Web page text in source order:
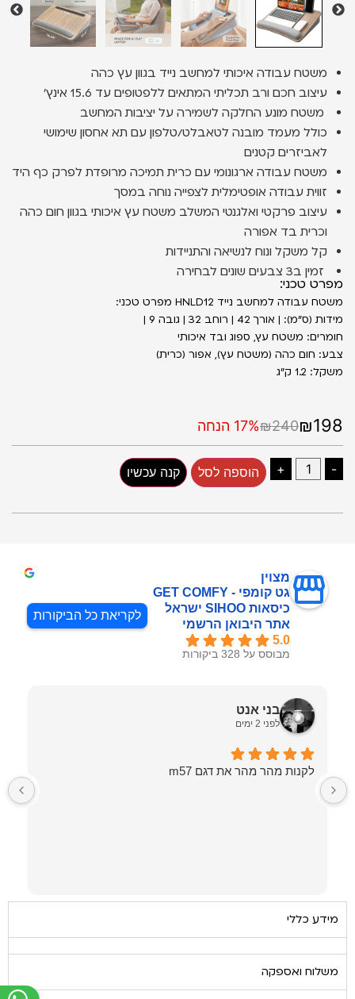
משטח עבודה איכותי למחשב נייד בגוון עץ כהה
עיצוב חכם ורב תכליתי המתאים ללפטופים עד 15.6 אינץ'
משטח מונע החלקה לשמירה על יציבות המחשב
כולל מעמד מובנה לטאבלט/טלפון עם תא אחסון שימושי
לאביזרים קטנים
משטח עבודה ארגונומי עם כרית תמיכה מרופדת לפרק כף היד
זווית עבודה אופטימלית לצפייה נוחה במסך
עיצוב פרקטי ואלגנטי המשלב משטח עץ איכותי בגוון חום כהה
וכרית בד אפורה
קל משקל ונוח לנשיאה והתניידות
זמין ב3 צבעים שונים לבחירה
מפרט טכני:
משטח עבודה למחשב נייד HNLD12 מפרט טכני:
מידות (ס״מ): | אורך 42 | רוחב 32 | גובה 9 |
חומרים: משטח עץ, ספוג ובד איכותי
צבע: חום כהה (משטח עץ), אפור (כרית)
משקל: 1.2 ק"ג
₪198
₪24017% הנחה
-
+ הוספה לסל קנה עכשיו
מצוין
גט קומפי - GET COMFY
כיסאות SIHOO ישראל
אתר היבואן הרשמי
5.0
מבוסס על 328 ביקורות
לקריאת כל הביקורות
בני אנט
לפני 2 ימים
לקנות מהר מהר את דגם m57
מידע כללי
משלוח ואספקה